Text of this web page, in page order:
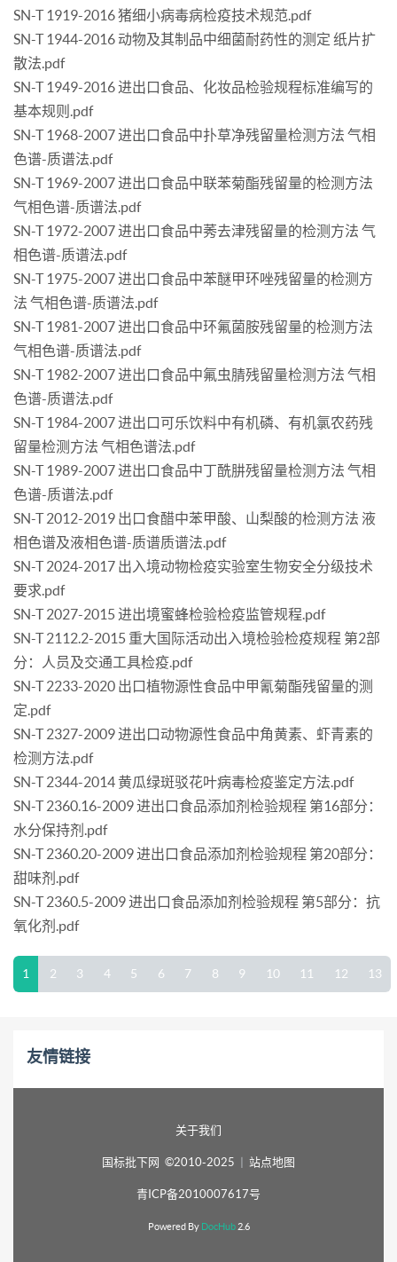
SN-T 1919-2016 猪细小病毒病检疫技术规范.pdf
SN-T 1944-2016 动物及其制品中细菌耐药性的测定 纸片扩
散法.pdf
SN-T 1949-2016 进出口食品、化妆品检验规程标准编写的
基本规则.pdf
SN-T 1968-2007 进出口食品中扑草净残留量检测方法 气相
色谱-质谱法.pdf
SN-T 1969-2007 进出口食品中联苯菊酯残留量的检测方法
气相色谱-质谱法.pdf
SN-T 1972-2007 进出口食品中莠去津残留量的检测方法 气
相色谱-质谱法.pdf
SN-T 1975-2007 进出口食品中苯醚甲环唑残留量的检测方
法 气相色谱-质谱法.pdf
SN-T 1981-2007 进出口食品中环氟菌胺残留量的检测方法
气相色谱-质谱法.pdf
SN-T 1982-2007 进出口食品中氟虫腈残留量检测方法 气相
色谱-质谱法.pdf
SN-T 1984-2007 进出口可乐饮料中有机磷、有机氯农药残
留量检测方法 气相色谱法.pdf
SN-T 1989-2007 进出口食品中丁酰肼残留量检测方法 气相
色谱-质谱法.pdf
SN-T 2012-2019 出口食醋中苯甲酸、山梨酸的检测方法 液
相色谱及液相色谱-质谱质谱法.pdf
SN-T 2024-2017 出入境动物检疫实验室生物安全分级技术
要求.pdf
SN-T 2027-2015 进出境蜜蜂检验检疫监管规程.pdf
SN-T 2112.2-2015 重大国际活动出入境检验检疫规程 第2部
分：人员及交通工具检疫.pdf
SN-T 2233-2020 出口植物源性食品中甲氰菊酯残留量的测
定.pdf
SN-T 2327-2009 进出口动物源性食品中角黄素、虾青素的
检测方法.pdf
SN-T 2344-2014 黄瓜绿斑驳花叶病毒检疫鉴定方法.pdf
SN-T 2360.16-2009 进出口食品添加剂检验规程 第16部分：
水分保持剂.pdf
SN-T 2360.20-2009 进出口食品添加剂检验规程 第20部分：
甜味剂.pdf
SN-T 2360.5-2009 进出口食品添加剂检验规程 第5部分：抗
氧化剂.pdf
1 2 3 4 5 6 7 8 9 10 11 12 13
友情链接
关于我们
国标批下网 ©2010-2025 站点地图
青ICP备2010007617号
Powered By DocHub2.6